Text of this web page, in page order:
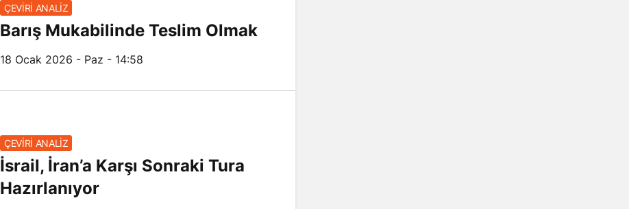
ÇEVİRİ ANALİZ
Barış Mukabilinde Teslim Olmak
18 Ocak 2026 - Paz - 14:58
ÇEVİRİ ANALİZ
İsrail, İran’a Karşı Sonraki Tura
Hazırlanıyor